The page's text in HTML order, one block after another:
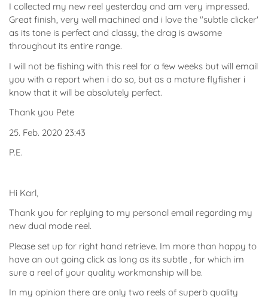
I collected my new reel yesterday and am very impressed.
Great finish, very well machined and i love the "subtle clicker'
as its tone is perfect and classy, the drag is awsome
throughout its entire range.
I will not be fishing with this reel for a few weeks but will email
you with a report when i do so, but as a mature flyfisher i
know that it will be absolutely perfect.
Thank you Pete
25. Feb. 2020 23:43
P.E.
Hi Karl,
Thank you for replying to my personal email regarding my
new dual mode reel.
Please set up for right hand retrieve. Im more than happy to
have an out going click as long as its subtle , for which im
sure a reel of your quality workmanship will be.
In my opinion there are only two reels of superb quality